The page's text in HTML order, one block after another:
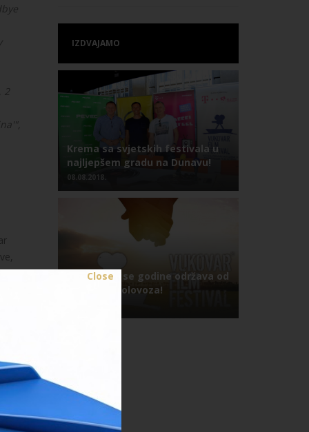
Close
2
IZDVAJAMO
Krema sa svjetskih festivala u
najljepšem gradu na Dunavu!
08.08.2018.
12. VFF ove se godine održava od
23. do 26. kolovoza!